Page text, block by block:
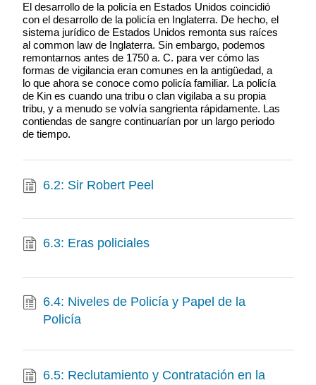
El desarrollo de la policía en Estados Unidos coincidió
con el desarrollo de la policía en Inglaterra. De hecho, el
sistema jurídico de Estados Unidos remonta sus raíces
al common law de Inglaterra. Sin embargo, podemos
remontarnos antes de 1750 a. C. para ver cómo las
formas de vigilancia eran comunes en la antigüedad, a
lo que ahora se conoce como policía familiar. La policía
de Kin es cuando una tribu o clan vigilaba a su propia
tribu, y a menudo se volvía sangrienta rápidamente. Las
contiendas de sangre continuarían por un largo periodo
de tiempo.
6.2: Sir Robert Peel
6.3: Eras policiales
6.4: Niveles de Policía y Papel de la
Policía
6.5: Reclutamiento y Contratación en la